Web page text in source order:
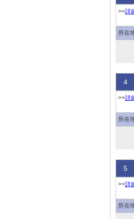
>>詳
所在
4
>>詳
所在
5
>>詳
所在